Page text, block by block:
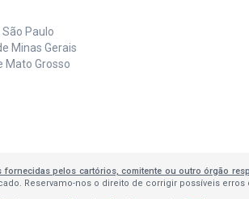
Paulo
Minas Gerais
Mato Grosso
pelos cartórios, comitente ou outro órgão
Reservamo-nos o direito de corrigir possíveis erros